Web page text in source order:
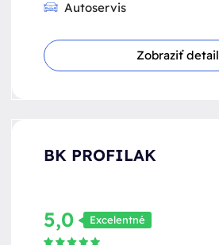
Autoservis
Zobraziť detail
BK PROFILAK
5,0 Excelentné